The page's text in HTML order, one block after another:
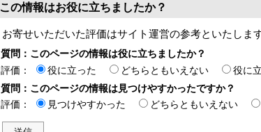
この情報はお役に立ちましたか？
お寄せいただいた評価はサイト運営の参考といたします
質問：このページの情報は役に立ちましたか？
評価：
役に立った どちらともいえない
役に
質問：このページの情報は見つけやすかったですか？
評価：
見つけやすかった どちらともいえない